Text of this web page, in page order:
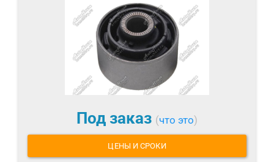
Под заказ (что это)
ЦЕНЫ И СРОКИ